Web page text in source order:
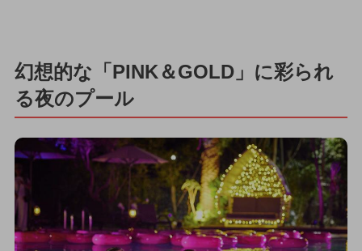
幻想的な「PINK＆GOLD」に彩られ
る夜のプール